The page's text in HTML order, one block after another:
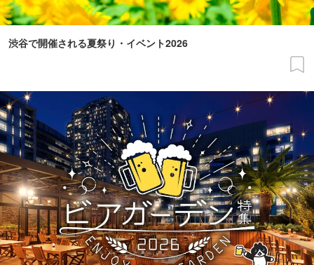
渋谷で開催される夏祭り・イベント2026